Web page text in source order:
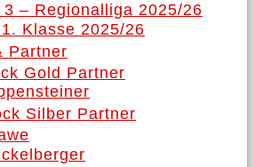
3 – Regionalliga 2025/26
Klasse 2025/26
Partner
Gold Partner
Silber Partner